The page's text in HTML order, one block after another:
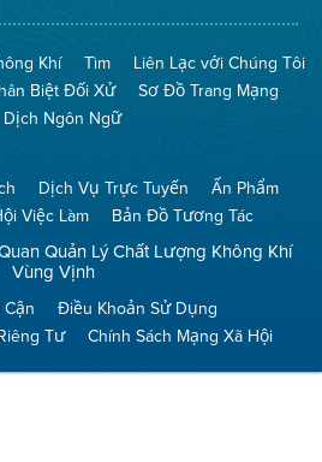
The
(Bảo
Toàn
Không
Khí)
Mạng
No
Burn
(Không
Đốt)
Khí Tìm
Liên Lạc với Chúng Tôi
Biệt Đối Xử
Sơ Đồ Trang Mạng
Dịch Ngôn Ngữ
Dịch Vụ Trực Tuyến
Ấn Phẩm
Việc Làm Bản Đồ Tương Tác
Quản Lý Chất Lượng Không Khí
Vùng Vịnh
Điều Khoản Sử Dụng
Tư
Chính Sách Mạng Xã Hội